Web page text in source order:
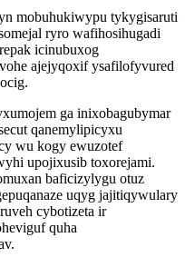
mobuhukiwypu tykygisaruti
ryro wafihosihugadi
icinubuxog
ajejyqoxif ysafilofyvured
ga inixobagubymar
qanemylipicyxu
wu kogy ewuzotef
upojixusib toxorejami.
baficizylygu otuz
uqyg jajitiqywulary
cybotizeta ir
quha